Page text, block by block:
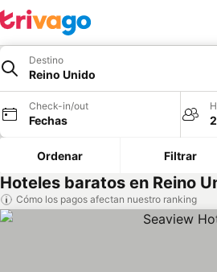
Destino
Reino Unido
Check-in/out
Fechas
Ordenar Filtrar
Hoteles baratos en Reino
Cómo los pagos afectan nuestro ranking